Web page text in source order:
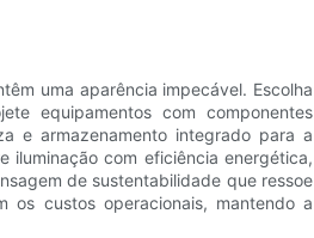
uma aparência impecável. Escolha
equipamentos com componentes
e armazenamento integrado para a
com eficiência energética,
de sustentabilidade que ressoe
os custos operacionais, mantendo a